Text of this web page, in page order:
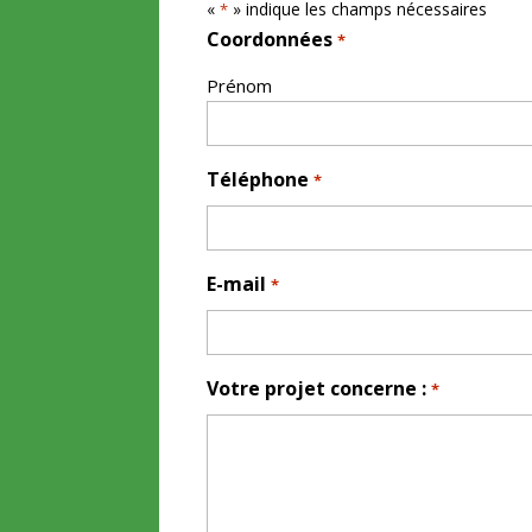
«* » indique les champs nécessaires
Coordonnées *
Prénom
Téléphone *
E-mail *
Votre projet concerne : *